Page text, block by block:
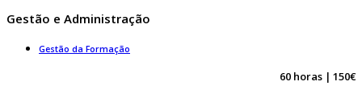
Gestão e Administração
Gestão da Formação
60 horas | 150€